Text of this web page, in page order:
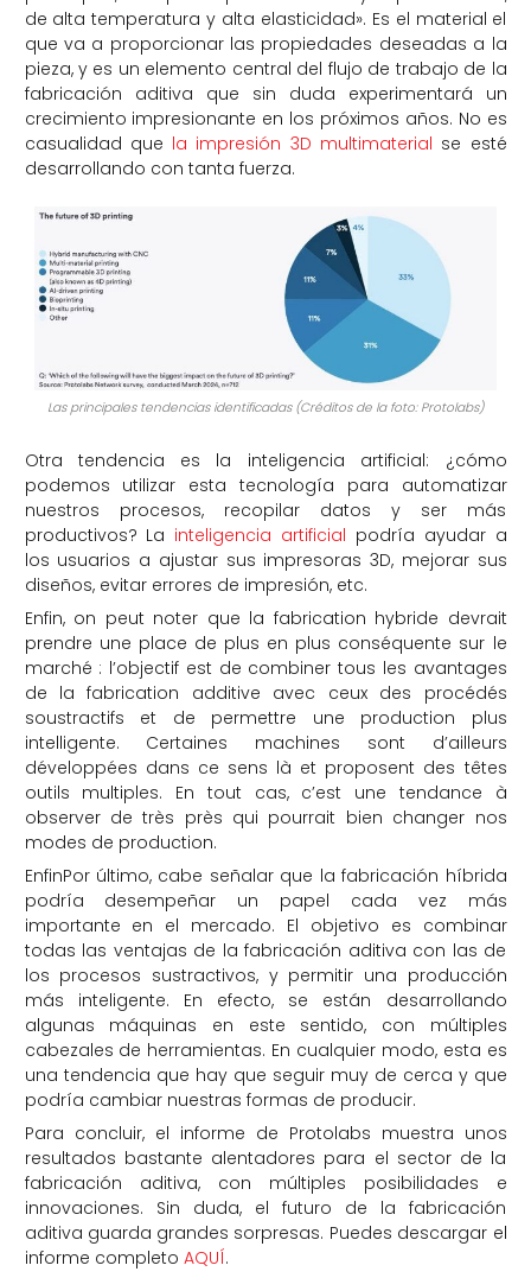
de alta temperatura y alta elasticidad». Es el material el
que va a proporcionar las propiedades deseadas a la
pieza, y es un elemento central del flujo de trabajo de la
fabricación aditiva que sin duda experimentará un
crecimiento impresionante en los próximos años. No es
casualidad que la impresión 3D multimaterial se esté
desarrollando con tanta fuerza.
Las principales tendencias identificadas (Créditos de la foto: Protolabs)
Otra tendencia es la inteligencia artificial: ¿cómo
podemos utilizar esta tecnología para automatizar
nuestros procesos, recopilar datos y ser más
productivos? La inteligencia artificial podría ayudar a
los usuarios a ajustar sus impresoras 3D, mejorar sus
diseños, evitar errores de impresión, etc.
Enfin, on peut noter que la fabrication hybride devrait
prendre une place de plus en plus conséquente sur le
marché : l’objectif est de combiner tous les avantages
de la fabrication additive avec ceux des procédés
soustractifs et de permettre une production plus
intelligente. Certaines machines sont d’ailleurs
développées dans ce sens là et proposent des têtes
outils multiples. En tout cas, c’est une tendance à
observer de très près qui pourrait bien changer nos
modes de production.
EnfinPor último, cabe señalar que la fabricación híbrida
podría desempeñar un papel cada vez más
importante en el mercado. El objetivo es combinar
todas las ventajas de la fabricación aditiva con las de
los procesos sustractivos, y permitir una producción
más inteligente. En efecto, se están desarrollando
algunas máquinas en este sentido, con múltiples
cabezales de herramientas. En cualquier modo, esta es
una tendencia que hay que seguir muy de cerca y que
podría cambiar nuestras formas de producir.
Para concluir, el informe de Protolabs muestra unos
resultados bastante alentadores para el sector de la
fabricación aditiva, con múltiples posibilidades e
innovaciones. Sin duda, el futuro de la fabricación
aditiva guarda grandes sorpresas. Puedes descargar el
informe completo AQUÍ.